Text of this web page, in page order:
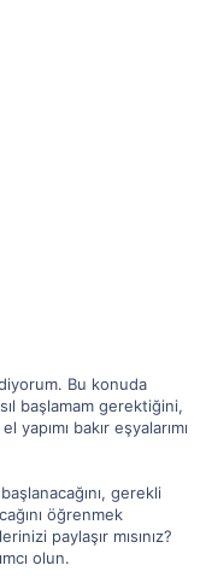
Bu konuda
başlamam gerektiğini,
bakır eşyalarımı
gerekli
öğrenmek
paylaşır mısınız?
olun.